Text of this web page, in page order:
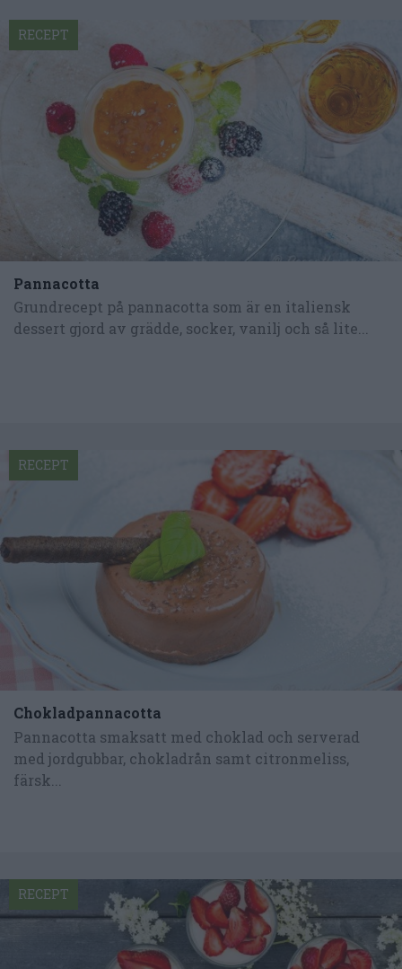
Pannacotta
Grundrecept på pannacotta som är en italiensk
dessert gjord av grädde, socker, vanilj och så lite...
RECEPT
Chokladpannacotta
Pannacotta smaksatt med choklad och serverad
med jordgubbar, chokladrån samt citronmeliss,
färsk...
RECEPT
RECEPT